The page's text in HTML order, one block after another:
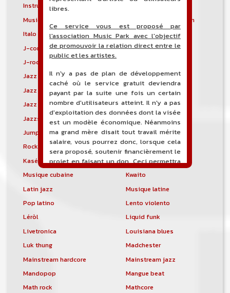
Instrumental
Musique irlandaise
Rock progressif italien
Italo Disco
Italo house
J-core
J-pop
J-rock
Jazz blues
Jazz modal
Jazz Nouvelle-Orléans
Jazz punk
Jazz vocal
Jazz-funk
Jazzstep
Jersey club
Jump blues
Jump-up
Rock canadien
Kansas City blues
Kasékò
Kizomba
Musique cubaine
Kwaito
Latin jazz
Musique latine
Pop latino
Lento violento
Léròl
Liquid funk
Livetronica
Louisiana blues
Luk thung
Madchester
Mainstream hardcore
Mainstream jazz
Mandopop
Mangue beat
Math rock
Mathcore
libres.
Ce service vous est proposé par
l'association Music Park avec l'objectif
de promouvoir la relation direct entre le
public et les artistes.
Il n'y a pas de plan de développement
caché où le service gratuit deviendra
payant par la suite une fois un certain
nombre d'utilisateurs atteint. Il n'y a pas
d'exploitation des données dont la visée
est un modèle économique. Néanmoins
ma grand mère disait tout travail mérite
salaire, vous pourrez donc, lorsque cela
sera proposé, soutenir financièrement le
projet en faisant un don. Ceci permettra
de financer l'hébergement, le nom de
de développement du site, et peut-être
une campagne de communication. Il va
comptabilité sera totalement publique
visible directement sur le site.
Un nouveau service de petites annonces
pour musicien vous est proposé sur le
site. Ce service permet, lorsque vous
êtes musiciens ou un groupe, un
orchestre, DJ, etc... de chercher un/des